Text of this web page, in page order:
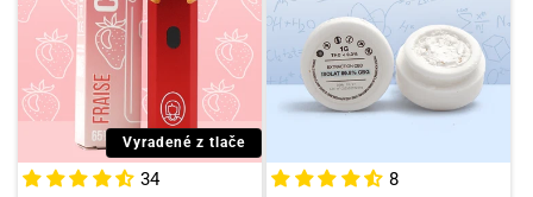
Vyradené z tlače
34 8